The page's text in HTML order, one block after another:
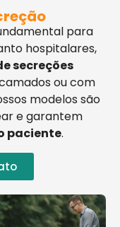
para
hospitalares,
secreções
ou com
modelos são
e garantem
paciente.